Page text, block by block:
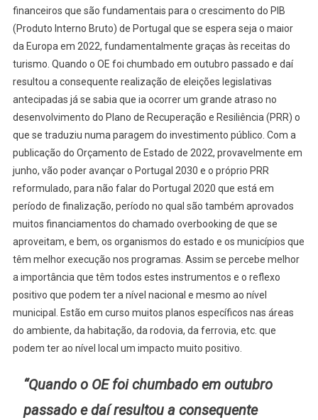
PRR
financeiros que são fundamentais para o crescimento do PIB
(Produto Interno Bruto) de Portugal que se espera seja o maior
da Europa em 2022, fundamentalmente graças às receitas do
turismo. Quando o OE foi chumbado em outubro passado e daí
resultou a consequente realização de eleições legislativas
antecipadas já se sabia que ia ocorrer um grande atraso no
desenvolvimento do Plano de Recuperação e Resiliência (PRR) o
que se traduziu numa paragem do investimento público. Com a
publicação do Orçamento de Estado de 2022, provavelmente em
junho, vão poder avançar o Portugal 2030 e o próprio PRR
reformulado, para não falar do Portugal 2020 que está em
período de finalização, período no qual são também aprovados
muitos financiamentos do chamado overbooking de que se
aproveitam, e bem, os organismos do estado e os municípios que
têm melhor execução nos programas. Assim se percebe melhor
a importância que têm todos estes instrumentos e o reflexo
positivo que podem ter a nível nacional e mesmo ao nível
municipal. Estão em curso muitos planos específicos nas áreas
do ambiente, da habitação, da rodovia, da ferrovia, etc. que
podem ter ao nível local um impacto muito positivo.
“Quando o OE foi chumbado em outubro
passado e daí resultou a consequente